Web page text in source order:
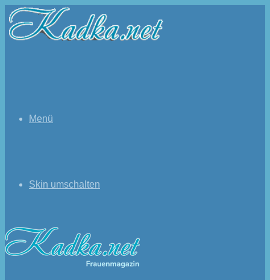
Menü
Skin umschalten